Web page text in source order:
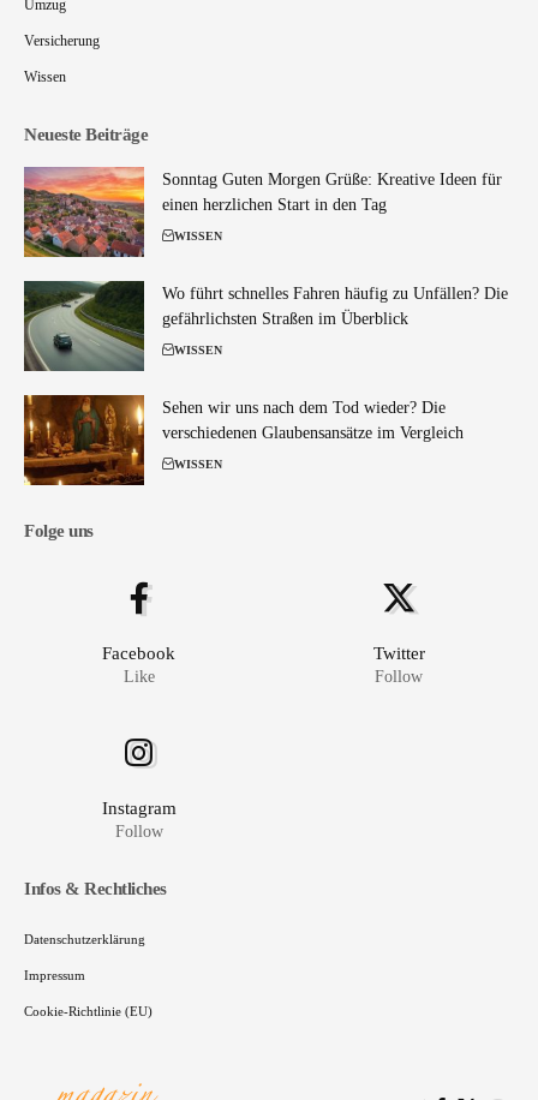
Umzug
Versicherung
Wissen
Neueste Beiträge
Sonntag Guten Morgen Grüße: Kreative Ideen für
einen herzlichen Start in den Tag
WISSEN
Wo führt schnelles Fahren häufig zu Unfällen? Die
gefährlichsten Straßen im Überblick
WISSEN
Sehen wir uns nach dem Tod wieder? Die
verschiedenen Glaubensansätze im Vergleich
WISSEN
Folge uns
Facebook
Like
Twitter
Follow
Instagram
Follow
Infos & Rechtliches
Datenschutzerklärung
Impressum
Cookie-Richtlinie (EU)